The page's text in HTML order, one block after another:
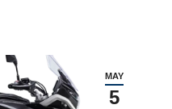
MAY
5